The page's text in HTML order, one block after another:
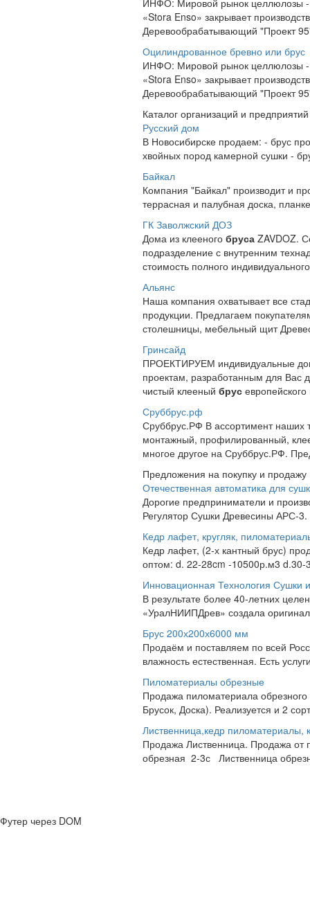
ИНФО: Мировой рынок целлюлозы -
«Stora Enso» закрывает
Деревообрабатывающий "Проект
Оцилиндрованное бревно или брус
ИНФО: Мировой рынок целлюлозы -
«Stora Enso» закрывает
Деревообрабатывающий "Проект
Каталог организаций и предприятий
Русский дом
В Новосибирске продаем: - брус
хвойных пород камерной сушки -
Байкал
Компания "Байкал" производит и
террасная и палубная доска,
ГК Заволжский ДОЗ
Дома из клееного бруса ZAVDOZ.
подразделение с внутренним
стоимость полного
Альянс
Наша компания охватывает все
продукции. Предлагаем
столешницы, мебельный щит
Гринсайд
ПРОЕКТИРУЕМ индивидуальные
проектам, разработанным для
чистый клееный брус европейского
Сруббрус.рф
Сруббрус.РФ В ассортимент наших
монтажный, профилированный,
многое другое на Сруббрус.РФ.
Предложения на покупку и продажу
Отечественная автоматика для
Дорогие предприниматели и
Регулятор Сушки Древесины АРС-
Кедр лафет, кругляк,
Кедр лафет, (2-х кантный брус)
оптом: d. 22-28cm -10500р.м3
Инновационная Технология Сушки
В результате более 40-летних
«УралНИИПДрев» создала
Брус 200х200х6000 мм
Продаём и поставляем по всей
влажность естественная. Есть
Пиломатериалы обрезные
Продажа пиломатериала обрезного
Брусок, Доска). Реализуется и 2
Лиственница,кедр пиломатериалы,
Продажа Лиственница. Продажа от
обрезная 2-3с Лиственница
Футер через DOM